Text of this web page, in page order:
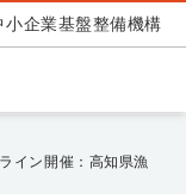
企業基盤整備機構
イン開催：高知県漁